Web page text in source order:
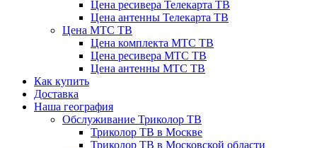
Цена ресивера Телекарта ТВ
Цена антенны Телекарта ТВ
Цена МТС ТВ
Цена комплекта МТС ТВ
Цена ресивера МТС ТВ
Цена антенны МТС ТВ
Как купить
Доставка
Наша география
Обслуживание Триколор ТВ
Триколор ТВ в Москве
Триколор ТВ в Московской области